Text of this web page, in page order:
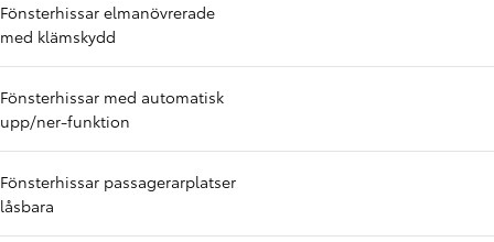
Fönsterhissar elmanövrerade
med klämskydd
Fönsterhissar med automatisk
upp/ner-funktion
Fönsterhissar passagerarplatser
låsbara